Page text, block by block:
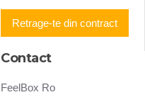
Retrage-te din contract
Contact
FeelBox Ro